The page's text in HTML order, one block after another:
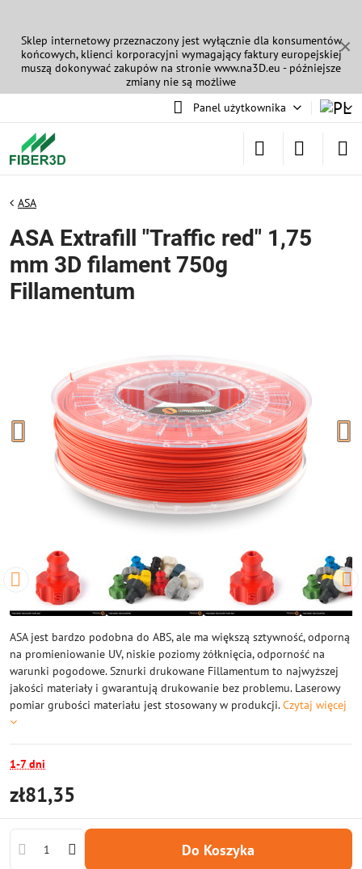
✕
Sklep internetowy przeznaczony jest wyłącznie dla konsumentów
końcowych, klienci korporacyjni wymagający faktury europejskiej
muszą dokonywać zakupów na stronie www.na3D.eu - późniejsze
zmiany nie są możliwe
Panel użytkownika
ASA
ASA Extrafill "Traffic red" 1,75
mm 3D filament 750g
Fillamentum
ASA jest bardzo podobna do ABS, ale ma większą sztywność, odporną
na promieniowanie UV, niskie poziomy żółknięcia, odporność na
warunki pogodowe. Sznurki drukowane Fillamentum to najwyższej
jakości materiały i gwarantują drukowanie bez problemu. Laserowy
pomiar grubości materiału jest stosowany w produkcji.Czytaj więcej
1-7 dni
zł81,35
Do Koszyka